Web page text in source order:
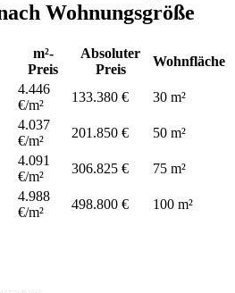
Wohnungsgröße
m²-
Preis
Absoluter
Preis
Wohnfläche
4.446
€/m²
133.380 €
30 m²
4.037
€/m²
201.850 €
50 m²
4.091
€/m²
306.825 €
75 m²
4.988
€/m²
498.800 € 100 m²